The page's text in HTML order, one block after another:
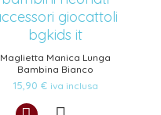
Maglietta Manica Lunga
Bambina Bianco
15,90 € iva inclusa